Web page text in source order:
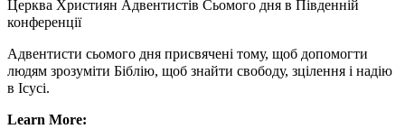
Церква Християн Адвентистів Сьомого дня в Південній
конференції
Адвентисти сьомого дня присвячені тому, щоб допомогти
людям зрозуміти Біблію, щоб знайти свободу, зцілення і надію
в Ісусі.
Learn More: